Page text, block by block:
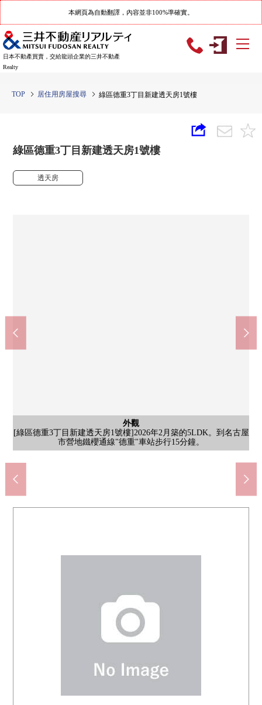
本網頁為自動翻譯，內容並非100%準確實。
日本不動產買賣，交給龍頭企業的三井不動產
Realty
TOP 居住用房屋搜尋 綠區德重3丁目新建透天房1號樓
綠區德重3丁目新建透天房1號樓
透天房
外觀
[綠區德重3丁目新建透天房1號樓]2026年2月築的5LDK。到名古屋
市營地鐵櫻通線"德重"車站步行15分鐘。
客廳
[客廳飯廳]關於朝南，是日中的亮的室內。在家族各位，舒適地可
以度過團聚的時間。
客廳
[客廳飯廳]是同各種各樣的味道的室內裝飾性格相合的簡單的裝
修。可以享受喜歡的房間的建設。
客廳
[客廳飯廳]餐廳安排或者沙發等的大的家具容易安置的面積。舒適
地可以度過家族團聚的一時。
客廳
[客廳飯廳]在孩子的遊戲室推薦面向客廳飯廳的西式房間。
廚房
[廚房]是開放式。一邊認為交流是家族、朋友，一邊能享受菜。
廚房
[廚房]是食器洗乾燥機被設置的組合廚房。能縮短要洗的東西的時
間，能增加和家族渡過的時間。
廚房
[廚房]3份爐子和烤爐被設置的組合廚房。因為爐子多所以並行的
烹調完成，跟家務時間的減低連通。
洗臉
[洗臉室]是擁有三面鏡的盥洗台。下部也有收納，把家族份的洗臉
工具和感覺清醒放好。
公共汽車
[浴室]是時尚的印象的浴室。因為窗被設立不僅包含所以而且換氣
也能夠選自然光。
廁所
[廁所]被在White統一的清潔感覺某一間廁所。因為溫水衝洗馬桶
座被設置所以舒適地可以使用。
室內
[約7.2張塌塌米西式房間/]在西式房間中在主卧室最廣泛地推薦。
面向朝南的陽台，可以出入。
室內
[約7.2張塌塌米西式房間/]是嵌入式衣櫃被設定的房間。能和感覺
清醒有效地保持住空間。
收納
[嵌入式衣櫃]是能設置儲藏櫃的面積。不僅衣服以及小東西而且，
也便於旅行箱或者季節家電等的收藏。
室內
[約5張塌塌米西式房間/]從面向朝南的陽台的大的窗，熱的陽光傾
注到。能舒適地渡過時間。
室內
[約5張塌塌米西式房間/]因為是地板式樣所以每天的保養順利。是
舒服的陽光插進去的房間。
陽台
[陽台]南向。為2個房間跨越的面積有富裕一次曬床上用品。
風景
[來自陽台的風景]因為遮擋眼前的視界的大的建築物沒正鄰接所以
能享受寬鬆的風景。
室內
[約6張塌塌米西式房間/]因為采光部分是腰高窗所以容易舉行家具
的配置，可以發揮壁面的版面設計。
室內
[約6.0張塌塌米2樓西北一側西式房間(的)]
收納
[壁櫥]2樓西北一側西式房間(約6.0張塌塌米)部分
室內
[約5.5張塌塌米2樓東北一側西式房間(的)]
室內
[約5.5張塌塌米2樓東北一側西式房間(的)]
收納
[壁櫥]2樓東北一側西式房間(約5.5張塌塌米)部分
收納
[壁櫥]1樓西式房間(約4.3張塌塌米)部分
門口
[門口]
廁所
[廁所]
院子
[院子]
含有前面道路的外觀
[含有前面道路的當地照片]
含有前面道路的外觀
[含有前面道路的當地照片]
外觀
[外觀照片]
外觀
[外觀照片]
Kanesue德重商店(約320m)
步行4分鐘。營業時間是從7:00到21:00。在結算方法，有除了現金
以外信用卡，電子貨幣，交通派的電子貨幣。
apita綠店(約650m)
步行9分鐘。營業時間是從9:00到21:00(除去一部分專營商店)。在
HP，能看合算的傳單信息。
7-Eleven名古屋德重3丁目商店(約240m)
步行3分鐘。24小時營業。是ATM以及多復印機被設置的店鋪。停
車場被設立。
名古屋市立德重小學(約400m)
步行5分鐘。對小的孩子來說，重的小學生用的雙肩背的書包或者
體操衣等的有有的包的上學是1工作。是對低年級的孩子的上學以
及等回來的監護人的，也好的距離。
扇子台中學校(約1120m)
步行14分鐘。每天的上學時間，培養與朋友的交流的重要的人
時。愉快正聊天的話一瞬間好像到達。
Hills行走德重Garden(約1150m)
步行15分鐘。飲食店以及超市，雜貨鋪，服裝店，藥妝店是多彩
的店鋪在的購物中心。